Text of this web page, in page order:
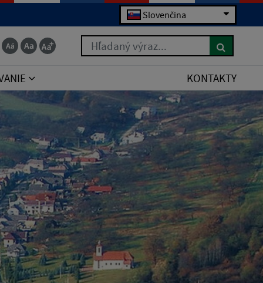
Slovenčina
Hľadaný výraz...
KONTAKTY